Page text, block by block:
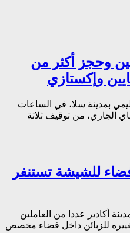
وحجز أكثر من
بمدينة سلا، في الساعات
للشيشة تستنفر
أكادير عددا من العاملين
للزبائن داخل فضاء مخصص